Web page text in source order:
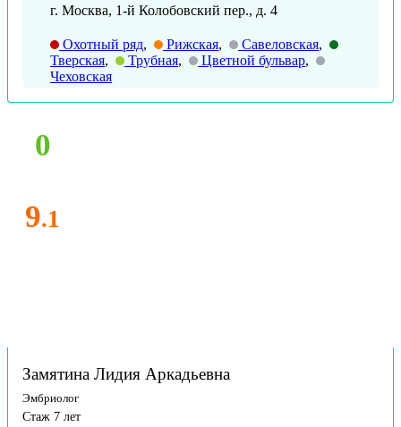
г. Москва, 1-й Колобовский пер., д. 4
Охотный ряд, Рижская, Савеловская,
Тверская, Трубная, Цветной бульвар,
Чеховская
0
9.1
Замятина Лидия Аркадьевна
Эмбриолог
Стаж 7 лет